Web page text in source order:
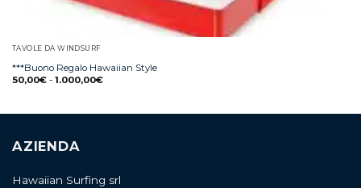
TAVOLE DA WINDSURF
***Buono Regalo Hawaiian Style
50,00€ - 1.000,00€
AZIENDA
Hawaiian Surfing srl